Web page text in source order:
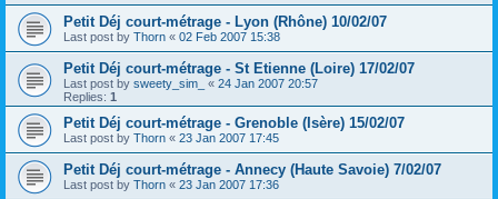
Petit Déj court-métrage - Lyon (Rhône) 10/02/07
Last post by Thorn « 02 Feb 2007 15:38
Petit Déj court-métrage - St Etienne (Loire) 17/02/07
Last post by sweety_sim_ « 24 Jan 2007 20:57
Replies: 1
Petit Déj court-métrage - Grenoble (Isère) 15/02/07
Last post by Thorn « 23 Jan 2007 17:45
Petit Déj court-métrage - Annecy (Haute Savoie) 7/02/07
Last post by Thorn « 23 Jan 2007 17:36